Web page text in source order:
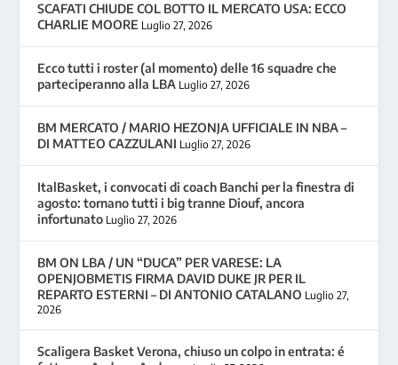
SCAFATI CHIUDE COL BOTTO IL MERCATO USA: ECCO
CHARLIE MOORE Luglio 27, 2026
Ecco tutti i roster (al momento) delle 16 squadre che
parteciperanno alla LBA Luglio 27, 2026
BM MERCATO / MARIO HEZONJA UFFICIALE IN NBA –
DI MATTEO CAZZULANI Luglio 27, 2026
ItalBasket, i convocati di coach Banchi per la finestra di
agosto: tornano tutti i big tranne Diouf, ancora
infortunato Luglio 27, 2026
BM ON LBA / UN “DUCA” PER VARESE: LA
OPENJOBMETIS FIRMA DAVID DUKE JR PER IL
REPARTO ESTERNI – DI ANTONIO CATALANO Luglio 27,
2026
Scaligera Basket Verona, chiuso un colpo in entrata: é